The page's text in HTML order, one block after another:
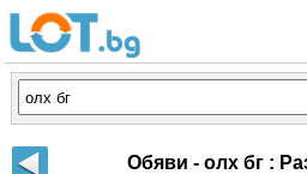
Обяви - олх бг :